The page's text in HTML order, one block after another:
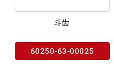
斗齿
60250-63-00025